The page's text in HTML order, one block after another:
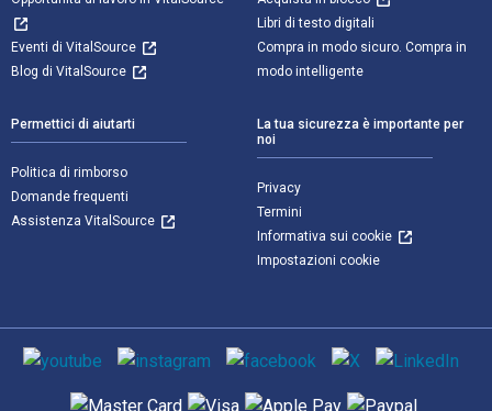
Eventi di VitalSource
Blog di VitalSource
Libri di testo digitali
Compra in modo sicuro. Compra in
modo intelligente
Permettici di aiutarti
Politica di rimborso
Domande frequenti
Assistenza VitalSource
La tua sicurezza è importante per
noi
Privacy
Termini
Informativa sui cookie
Impostazioni cookie
Mezzi sociali
Metodi di pagamento supportati